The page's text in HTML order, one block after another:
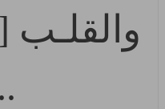
والقلـب